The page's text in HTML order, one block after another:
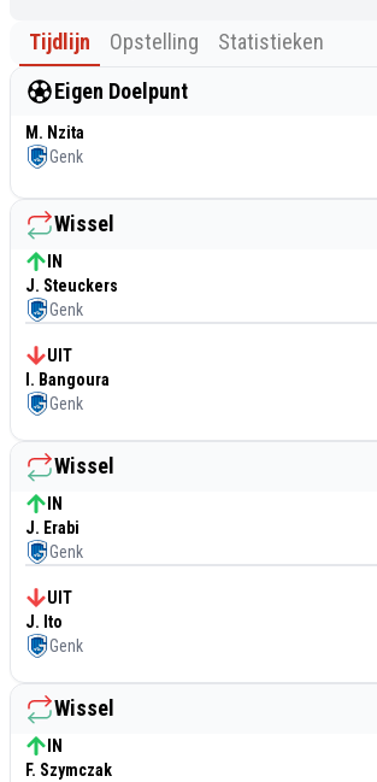
Tijdlijn Opstelling
Statistieken
Eigen Doelpunt
M. Nzita
Genk
Wissel
IN
J. Steuckers
Genk
UIT
I. Bangoura
Genk
Wissel
IN
J. Erabi
Genk
UIT
J. Ito
Genk
Wissel
IN
F. Szymczak